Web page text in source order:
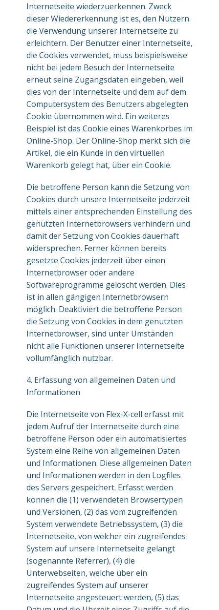
Internetseite wiederzuerkennen. Zweck
dieser Wiedererkennung ist es, den Nutzern
die Verwendung unserer Internetseite zu
erleichtern. Der Benutzer einer Internetseite,
die Cookies verwendet, muss beispielsweise
nicht bei jedem Besuch der Internetseite
erneut seine Zugangsdaten eingeben, weil
dies von der Internetseite und dem auf dem
Computersystem des Benutzers abgelegten
Cookie übernommen wird. Ein weiteres
Beispiel ist das Cookie eines Warenkorbes im
Online-Shop. Der Online-Shop merkt sich die
Artikel, die ein Kunde in den virtuellen
Warenkorb gelegt hat, über ein Cookie.
Die betroffene Person kann die Setzung von
Cookies durch unsere Internetseite jederzeit
mittels einer entsprechenden Einstellung des
genutzten Internetbrowsers verhindern und
damit der Setzung von Cookies dauerhaft
widersprechen. Ferner können bereits
gesetzte Cookies jederzeit über einen
Internetbrowser oder andere
Softwareprogramme gelöscht werden. Dies
ist in allen gängigen Internetbrowsern
möglich. Deaktiviert die betroffene Person
die Setzung von Cookies in dem genutzten
Internetbrowser, sind unter Umständen
nicht alle Funktionen unserer Internetseite
vollumfänglich nutzbar.
4. Erfassung von allgemeinen Daten und
Informationen
Die Internetseite von Flex-X-cell erfasst mit
jedem Aufruf der Internetseite durch eine
betroffene Person oder ein automatisiertes
System eine Reihe von allgemeinen Daten
und Informationen. Diese allgemeinen Daten
und Informationen werden in den Logfiles
des Servers gespeichert. Erfasst werden
können die (1) verwendeten Browsertypen
und Versionen, (2) das vom zugreifenden
System verwendete Betriebssystem, (3) die
Internetseite, von welcher ein zugreifendes
System auf unsere Internetseite gelangt
(sogenannte Referrer), (4) die
Unterwebseiten, welche über ein
zugreifendes System auf unserer
Internetseite angesteuert werden, (5) das